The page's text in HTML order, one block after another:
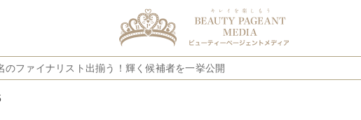
のファイナリスト出揃う！輝く候補者を一挙公開